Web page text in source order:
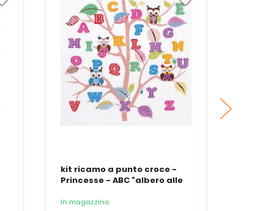
kit ricamo a punto croce -
Princesse - ABC "albero alle
In magazzino